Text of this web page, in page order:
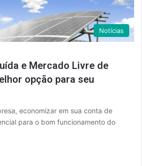
Notícias
e Mercado Livre de
opção para seu
economizar em sua conta de
para o bom funcionamento do